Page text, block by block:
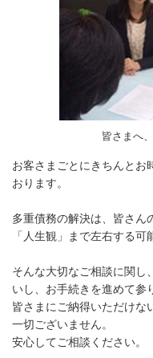
皆さまへ
お客さまごとにきちんとお
おります。
多重債務の解決は、皆さん
「人生観」まで左右する可
そんな大切なご相談に関し
いし、お手続きを進めて参
皆さまにご納得いただけな
一切ございません。
安心してご相談ください。